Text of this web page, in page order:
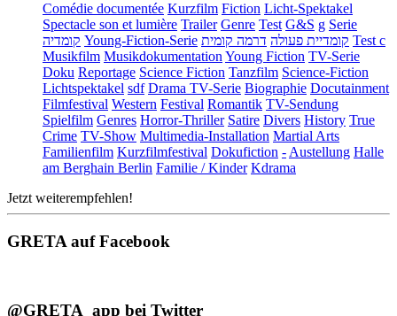
Comédie documentée Kurzfilm Fiction Licht-Spektakel
Spectacle son et lumière Trailer Genre Test G&S g Serie
קומדיה Young-Fiction-Serie קומדיית פעולה דרמה קומית
Test c
Musikfilm MusikdokumentationYoung Fiction TV-Serie
Doku Reportage Science Fiction Tanzfilm Science-Fiction
Lichtspektakel sdf Drama TV-Serie Biographie Docutainment
Filmfestival Western Festival Romantik TV-Sendung
Spielfilm Genres Horror-Thriller Satire Divers History True
Crime TV-Show Multimedia-Installation Martial Arts
Familienfilm Kurzfilmfestival Dokufiction -Austellung Halle
am Berghain Berlin Familie / Kinder Kdrama
Jetzt weiterempfehlen!
GRETA auf Facebook
@GRETA_app bei Twitter